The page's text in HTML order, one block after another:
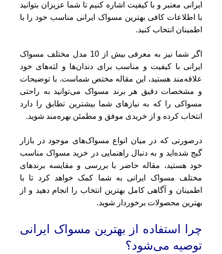
ایرانی معتبر و با کیفیت اشاره کنیم تا شما عزیزان بتوانید
با اطلاعات کافی بهترین مسواک ایرانی مناسب خود را با
اطمینان انتخاب کنید.
اگر شما نیز به معرفی بیش از 10 مدل مختلف مسواک
ایرانی با کیفیت و مناسب برای دندان‌ها و لثه‌های خود
علاقه‌مند هستید، این مقاله مختص شماست. با توضیحات
و مشخصات دقیق هر برند مسواک می‌توانید به راحتی
مسواکی را که به نیازهای شما بیشترین تطابق را دارد
انتخاب کرده و از خریدی موفق و مطمئن بهره‌مند شوید.
درصورتی که در میان انواع مسواک‌های موجود در بازار
گیج شده‌اید و به دنبال راهنمایی در خرید مسواک مناسب
خود هستید، مقاله حاضر با بررسی و مقایسه برندهای
مختلف مسواک ایرانی به شما کمک خواهد کرد تا با
اطمینان و آگاهی کامل بهترین انتخاب را انجام دهید و از
بهترین محصولات برخوردار شوید.
چرا استفاده از بهترین مسواک ایرانی
توصیه می‌شود؟